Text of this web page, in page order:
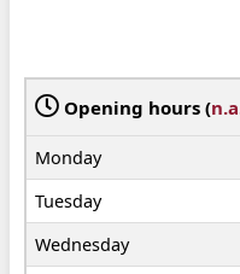
Opening hours (
Monday
Tuesday
Wednesday